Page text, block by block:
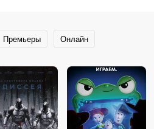
Премьеры Онлайн